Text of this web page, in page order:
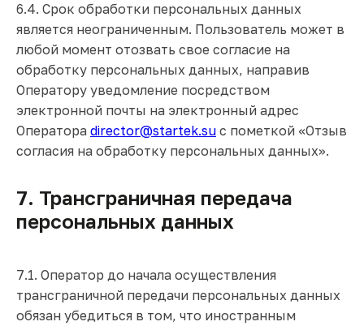
6.4. Срок обработки персональных данных
является неограниченным. Пользователь может в
любой момент отозвать свое согласие на
обработку персональных данных, направив
Оператору уведомление посредством
электронной почты на электронный адрес
Оператора director@startek.su с пометкой «Отзыв
согласия на обработку персональных данных».
7. Трансграничная передача
персональных данных
7.1. Оператор до начала осуществления
трансграничной передачи персональных данных
обязан убедиться в том, что иностранным